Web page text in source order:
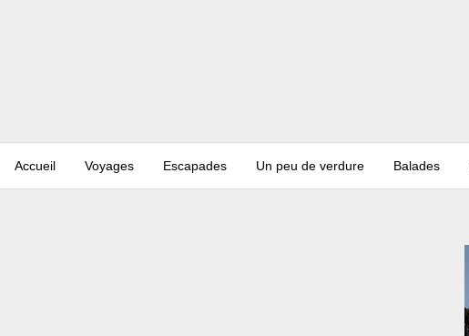
Accueil Voyages Escapades Un peu de verdure Balades